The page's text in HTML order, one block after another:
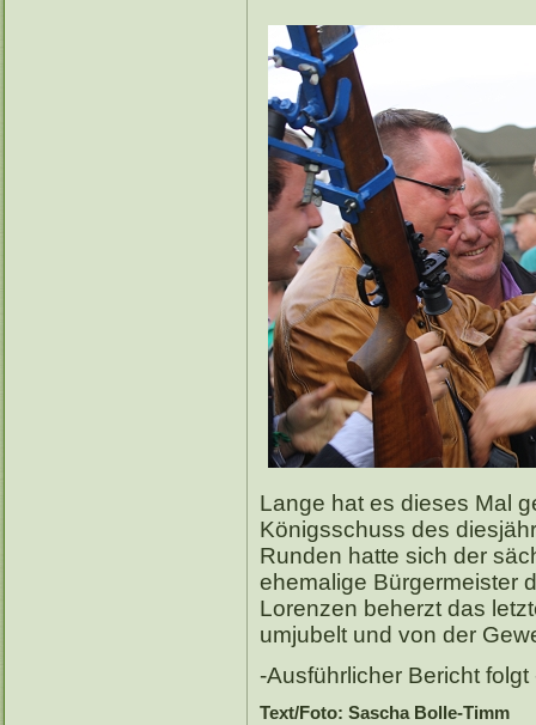
Lange hat es dieses Mal
Königsschuss des
Runden hatte sich der
ehemalige Bürgermeister
Lorenzen beherzt das
umjubelt und von der
-Ausführlicher Bericht folgt
Text/Foto: Sascha Bolle-Timm